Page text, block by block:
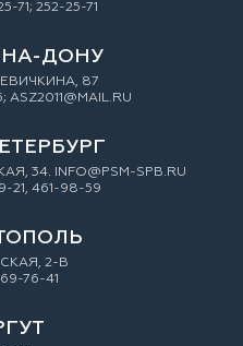
71; 252-25-71
НА-ДОНУ
87
34. INFO@PSM-SPB.RU
21, 461-98-59
2-В
76-41